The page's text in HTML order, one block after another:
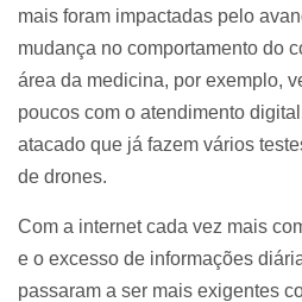
mais foram impactadas pelo
mudança no comportamento do
área da medicina, por exemplo,
poucos com o atendimento
atacado que já fazem vários
de drones.
Com a internet cada vez mais
e o excesso de informações
passaram a ser mais exigentes